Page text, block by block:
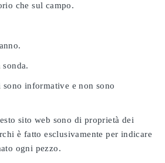
che sul campo.
informative e non sono
sito web sono di proprietà dei
è fatto esclusivamente per indicare
ogni pezzo.